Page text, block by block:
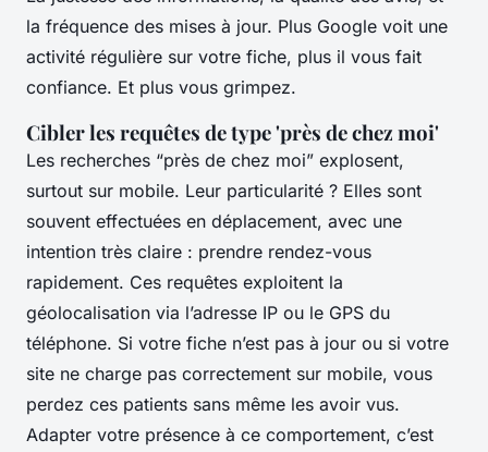
la fréquence des mises à jour. Plus Google voit une
activité régulière sur votre fiche, plus il vous fait
confiance. Et plus vous grimpez.
Cibler les requêtes de type 'près de chez moi'
Les recherches “près de chez moi” explosent,
surtout sur mobile. Leur particularité ? Elles sont
souvent effectuées en déplacement, avec une
intention très claire : prendre rendez-vous
rapidement. Ces requêtes exploitent la
géolocalisation via l’adresse IP ou le GPS du
téléphone. Si votre fiche n’est pas à jour ou si votre
site ne charge pas correctement sur mobile, vous
perdez ces patients sans même les avoir vus.
Adapter votre présence à ce comportement, c’est